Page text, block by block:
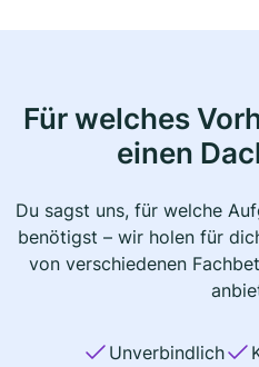
Für welches
einen
Du sagst uns, für welche
benötigst – wir holen für
von verschiedenen
Unverbindlich